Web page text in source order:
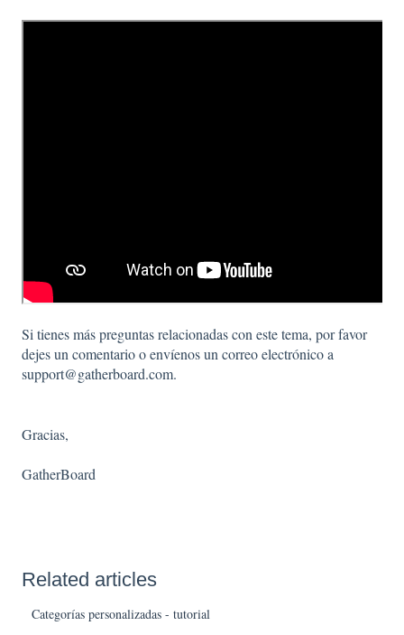
Si tienes más preguntas relacionadas con este tema, por favor
dejes un comentario o envíenos un correo electrónico a
support@gatherboard.com.
Gracias,
GatherBoard
Related articles
Categorías personalizadas - tutorial